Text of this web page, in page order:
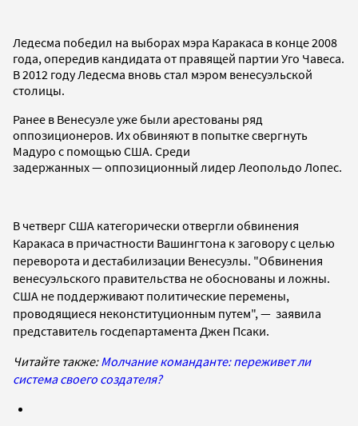
Ледесма победил на выборах мэра Каракаса в конце 2008
года, опередив кандидата от правящей партии Уго Чавеса.
В 2012 году Ледесма вновь стал мэром венесуэльской
столицы.
Ранее в Венесуэле уже были арестованы ряд
оппозиционеров. Их обвиняют в попытке свергнуть
Мадуро с помощью США. Среди
задержанных — оппозиционный лидер Леопольдо Лопес.
В четверг CША категорически отвергли обвинения
Каракаса в причастности Вашингтона кзаговору с целью
переворота и дестабилизации Венесуэлы. "Обвинения
венесуэльского правительства не обоснованы и ложны.
США не поддерживают политические перемены,
проводящиеся неконституционным путем", — заявила
представитель госдепартамента Джен Псаки.
Читайте также:Молчание команданте: переживет ли
система своего создателя?